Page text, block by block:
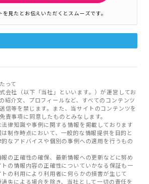
見たとお伝えいただくとスムーズです。
って
会社（以下「当社」といいます。）が運営してお
紹介文、プロフィールなど、すべてのコンテンツ
信等を禁じます。また、当サイトのコンテンツを
責事項に同意したものとみなします。
律知識や事例に関する情報を掲載しております
制作時点において、一般的な情報提供を目的と
なアドバイスや個別の事例への適用を行うもの
の正確性の確保、最新情報への更新などに努め
の情報内容の正確性についていかなる保証も一
の利用により利用者に何らかの損害が生じて
失による場合を除き、当社として一切の責任を